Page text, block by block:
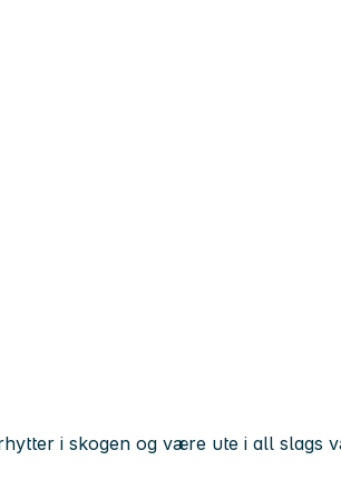
i skogen og være ute i all slags